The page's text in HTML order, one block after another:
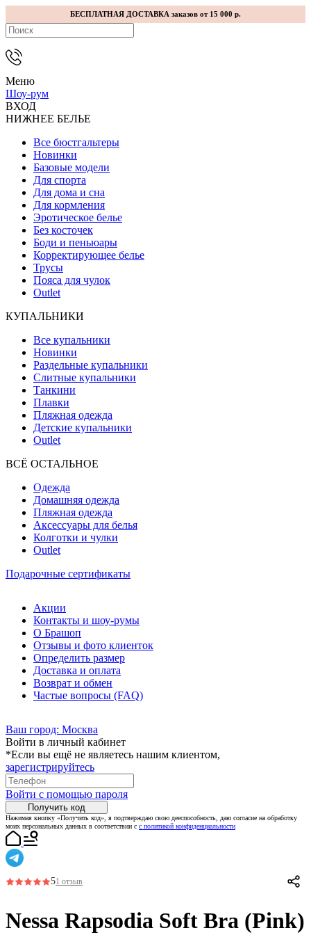
БЕСПЛАТНАЯ ДОСТАВКА заказов от 15 000 р.
Меню
Шоу-рум
ВХОД
НИЖНЕЕ БЕЛЬЕ
Все бюстгальтеры
Новинки
Базовые модели
Для спорта
Для дома и сна
Для кормления
Эротическое белье
Без косточек
Боди и пеньюары
Корректирующее белье
Трусы
Пояса для чулок
Outlet
КУПАЛЬНИКИ
Все купальники
Новинки
Раздельные купальники
Слитные купальники
Танкини
Плавки
Пляжная одежда
Детские купальники
Outlet
ВCЁ ОСТАЛЬНОЕ
Одежда
Домашняя одежда
Пляжная одежда
Аксессуары для белья
Колготки и чулки
Outlet
Подарочные сертификаты
Акции
Контакты и шоу-румы
О Брашоп
Отзывы и фото клиенток
Определить размер
Доставка и оплата
Возврат и обмен
Частые вопросы (FAQ)
Ваш город: Москва
Войти в личный кабинет
*Если вы ещё не являетесь нашим клиентом,
зарегистрируйтесь
Войти с помощью пароля
Получить код
Нажимая кнопку «Получить код», я подтверждаю свою дееспособность, даю согласие на обработку
моих персональных данных в соответствии с с политикой конфиденциальности
51 отзыв
Nessa Rapsodia Soft Bra (Pink)